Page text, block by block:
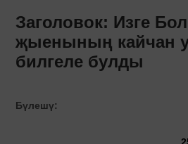
Заголовок: Изге
җыенының кайчан
билгеле булды
Бүлешү: